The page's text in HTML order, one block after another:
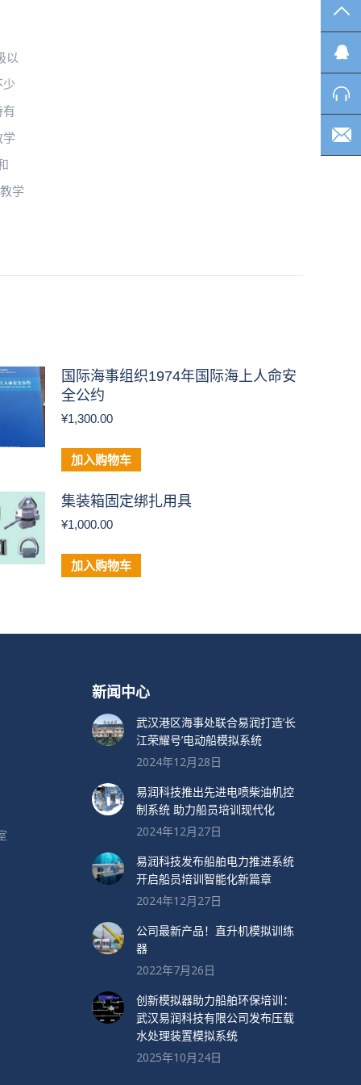
以
少
有
学
学
国际海事组织1974年国际海上人命安
全公约
¥1,300.00
加入购物车
集装箱固定绑扎用具
¥1,000.00
加入购物车
新闻中心
武汉港区海事处联合易润打造’长
江荣耀号’电动船模拟系统
2024年12月28日
易润科技推出先进电喷柴油机控
制系统 助力船员培训现代化
2024年12月27日
易润科技发布船舶电力推进系统
开启船员培训智能化新篇章
2024年12月27日
公司最新产品！直升机模拟训练
器
2022年7月26日
创新模拟器助力船舶环保培训：
武汉易润科技有限公司发布压载
水处理装置模拟系统
2025年10月24日